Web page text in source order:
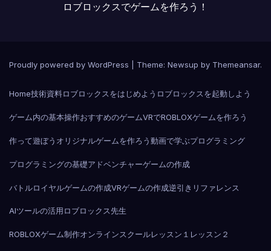
ロブロックスでゲームを作ろう！
Proudly powered by WordPress Theme: Newsup by Themeansar.
Home技術資料ロブロックスをはじめよう ロブロックスを起動しよう
ゲーム内の基本操作おすすめのゲームVRでROBLOXゲームを作ろう
作って遊ぼう オリジナルゲームを作ろう動画で学ぶプログラミング
プログラミングの基礎アドベンチャーゲームの作成
バトルロイヤルゲームの作成VRゲームの作成逆引きリファレンス
AIツールの活用ロブロックス先生
ROBLOXゲーム制作オンラインスクールレッスン１ レッスン２